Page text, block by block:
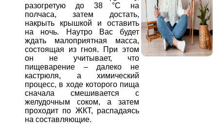
разогретую до 38 °С на
полчаса, затем достать,
накрыть крышкой и оставить
на ночь. Наутро Вас будет
ждать малоприятная масса,
состоящая из гноя. При этом
он не учитывает, что
пищеварение – далеко не
кастрюля, а химический
процесс, в ходе которого пища
сначала смешивается с
желудочным соком, а затем
проходит по ЖКТ, распадаясь
на составляющие.